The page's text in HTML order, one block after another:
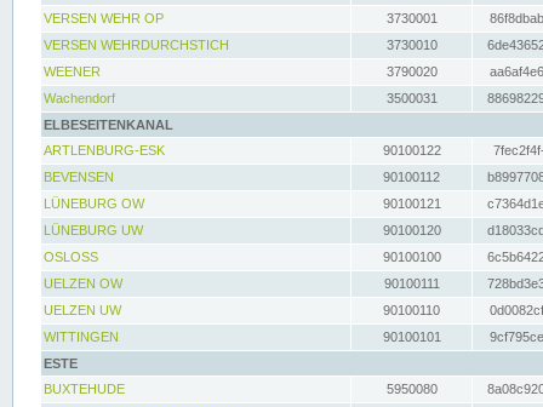
VERSEN WEHR OP
3730001
VERSEN WEHRDURCHSTICH
3730010
WEENER
3790020
Wachendorf
3500031
ELBESEITENKANAL
ARTLENBURG-ESK
90100122
BEVENSEN
90100112
LÜNEBURG OW
90100121
LÜNEBURG UW
90100120
OSLOSS
90100100
UELZEN OW
90100111
UELZEN UW
90100110
WITTINGEN
90100101
ESTE
BUXTEHUDE
5950080